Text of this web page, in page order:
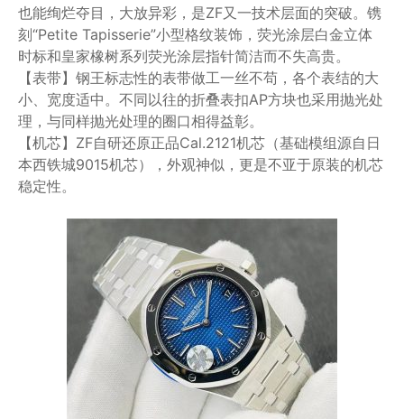
也能绚烂夺目，大放异彩，是ZF又一技术层面的突破。镌
刻“Petite Tapisserie”小型格纹装饰，荧光涂层白金立体
时标和皇家橡树系列荧光涂层指针简洁而不失高贵。
【表带】钢王标志性的表带做工一丝不苟，各个表结的大
小、宽度适中。不同以往的折叠表扣AP方块也采用抛光处
理，与同样抛光处理的圈口相得益彰。
【机芯】ZF自研还原正品Cal.2121机芯（基础模组源自日
本西铁城9015机芯），外观神似，更是不亚于原装的机芯
稳定性。